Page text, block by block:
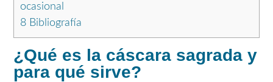
ocasional
8 Bibliografía
¿Qué es la cáscara sagrada y
para qué sirve?